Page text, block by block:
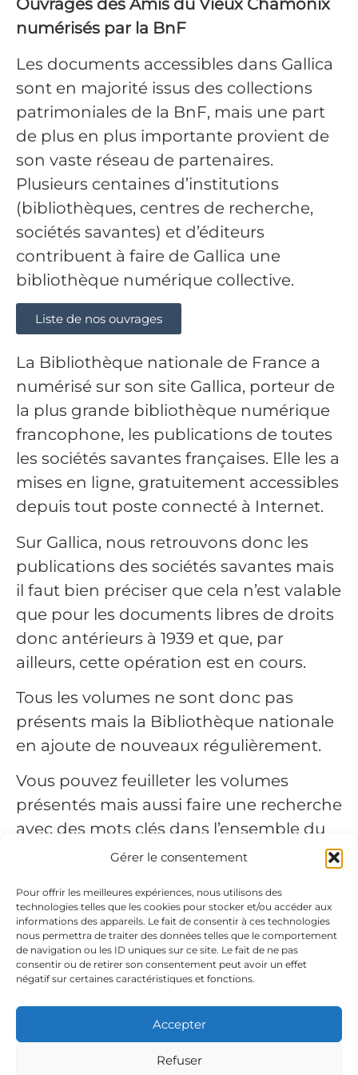
Gérer le consentement
Pour offrir les meilleures expériences, nous utilisons des
technologies telles que les cookies pour stocker et/ou accéder aux
informations des appareils. Le fait de consentir à ces technologies
nous permettra de traiter des données telles que le comportement
de navigation ou les ID uniques sur ce site. Le fait de ne pas
consentir ou de retirer son consentement peut avoir un effet
négatif sur certaines caractéristiques et fonctions.
Accepter
Refuser
Ouvrages des Amis du Vieux Chamonix
numérisés par la BnF
Les documents accessibles dans Gallica
sont en majorité issus des collections
patrimoniales de la BnF, mais une part
de plus en plus importante provient de
son vaste réseau de partenaires.
Plusieurs centaines d’institutions
(bibliothèques, centres de recherche,
sociétés savantes) et d’éditeurs
contribuent à faire de Gallica une
bibliothèque numérique collective.
Liste de nos ouvrages
La Bibliothèque nationale de France a
numérisé sur son site Gallica, porteur de
la plus grande bibliothèque numérique
francophone, les publications de toutes
les sociétés savantes françaises. Elle les a
mises en ligne, gratuitement accessibles
depuis tout poste connecté à Internet.
Sur Gallica, nous retrouvons donc les
publications des sociétés savantes mais
il faut bien préciser que cela n’est valable
que pour les documents libres de droits
donc antérieurs à 1939 et que, par
ailleurs, cette opération est en cours.
Tous les volumes ne sont donc pas
présents mais la Bibliothèque nationale
en ajoute de nouveaux régulièrement.
Vous pouvez feuilleter les volumes
présentés mais aussi faire une recherche
avec des mots clés dans l’ensemble du
texte de ces publications (rubrique
gauche).
Mémoires et documents publiés par
l’Académie chablaisienne.
Revue savoisienne.
Mémoires et documents publiés par
l’Académie salésienne
Mémoires et documents publiés par